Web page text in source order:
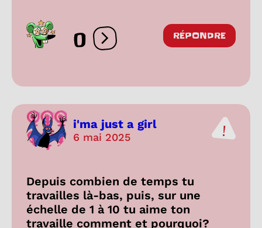
0 Ouvrir les réactions
RÉPONDRE
i'ma just a girl
6 mai 2025
Depuis combien de temps tu
travailles là-bas, puis, sur une
échelle de 1 à 10 tu aime ton
travaille comment et pourquoi?